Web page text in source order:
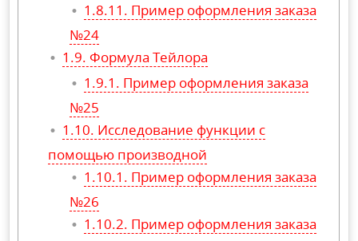
Пример оформления заказа
№24
Формула Тейлора
Пример оформления заказа
№25
Исследование функции с
помощью производной
Пример оформления заказа
№26
Пример оформления заказа